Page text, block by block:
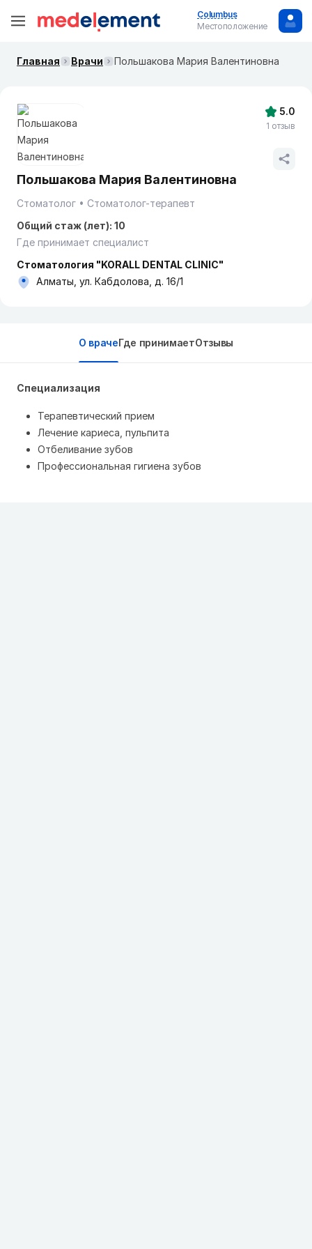
Columbus
Местоположение
Главная Врачи Польшакова Мария Валентиновна
Польшакова Мария Валентиновна
Стоматолог
Стоматолог-терапевт
Общий стаж (лет): 10
Где принимает специалист
Стоматология "KORALL DENTAL CLINIC"
Алматы, ул. Кабдолова, д. 16/1
5.0
1 отзыв
О врачеГде принимаетОтзывы
Специализация
Терапевтический прием
Лечение кариеса, пульпита
Отбеливание зубов
Профессиональная гигиена зубов